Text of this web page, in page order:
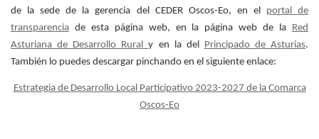
de la sede de la gerencia del CEDER Oscos-Eo, en el portal de
transparencia de esta página web, en la página web de la Red
Asturiana de Desarrollo Ruraly en la del Principado de Asturias.
También lo puedes descargar pinchando en el siguiente enlace:
Estrategia de Desarrollo Local Participativo 2023-2027 de la Comarca
Oscos-Eo